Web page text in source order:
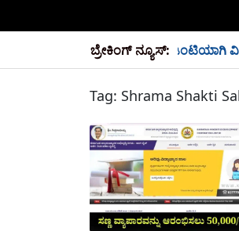
ಬ್ರೇಕಿಂಗ್ ನ್ಯೂಸ್:
ಸೆಪ್ಟೆಂಬರ್ ತಿಂಗಳ ಪಡಿತರ ಜಂಟಿಯಾಗಿ
Tag: Shrama Shakti